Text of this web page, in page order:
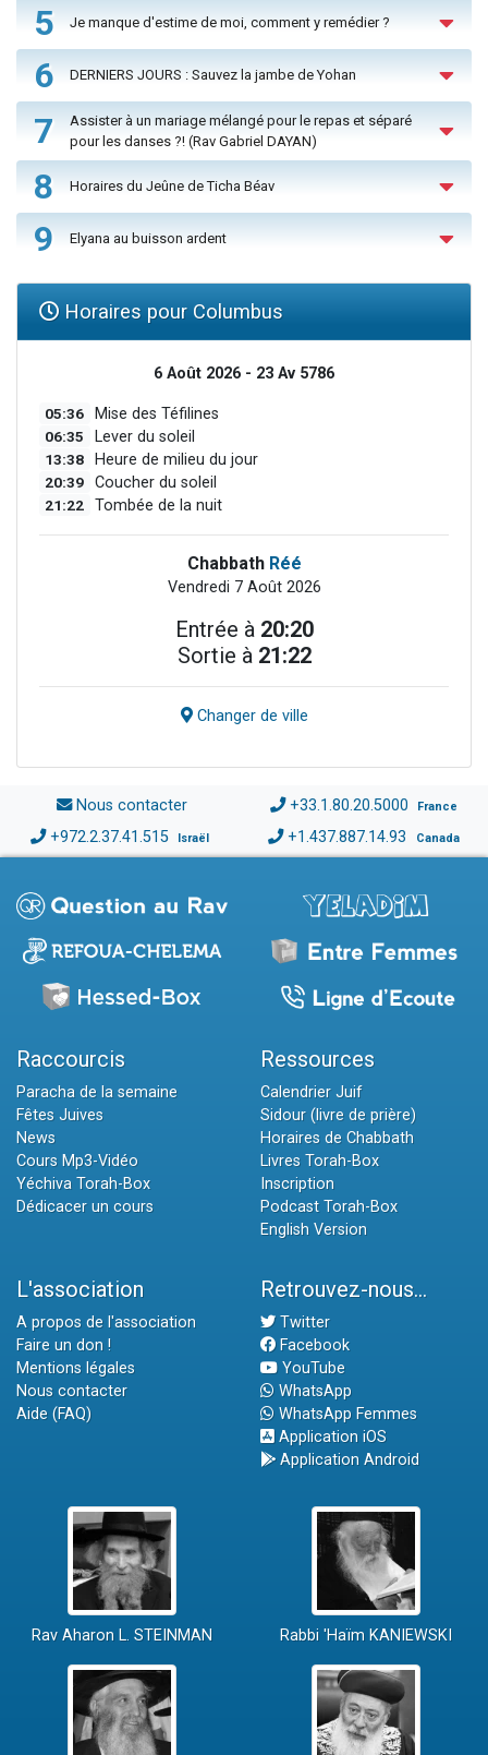
5 Je manque d'estime de moi, comment y remédier ?
6 DERNIERS JOURS : Sauvez la jambe de Yohan
7
Assister à un mariage mélangé pour le repas et séparé
pour les danses ?! (Rav Gabriel DAYAN)
8 Horaires du Jeûne de Ticha Béav
9 Elyana au buisson ardent
Horaires pour Columbus
6 Août 2026 - 23 Av 5786
05:36 Mise des Téfilines
06:35 Lever du soleil
13:38 Heure de milieu du jour
20:39 Coucher du soleil
21:22 Tombée de la nuit
Chabbath Réé
Vendredi 7 Août 2026
Entrée à 20:20
Sortie à 21:22
Changer de ville
Nous contacter +33.1.80.20.5000 France
+972.2.37.41.515 Israël +1.437.887.14.93 Canada
Raccourcis
Paracha de la semaine
Fêtes Juives
News
Cours Mp3-Vidéo
Yéchiva Torah-Box
Dédicacer un cours
Ressources
Calendrier Juif
Sidour (livre de prière)
Horaires de Chabbath
Livres Torah-Box
Inscription
Podcast Torah-Box
English Version
L'association
A propos de l'association
Faire un don !
Mentions légales
Nous contacter
Aide (FAQ)
Retrouvez-nous...
Twitter
Facebook
YouTube
WhatsApp
WhatsApp Femmes
Application iOS
Application Android
Rav Aharon L. STEINMAN Rabbi 'Haïm KANIEWSKI